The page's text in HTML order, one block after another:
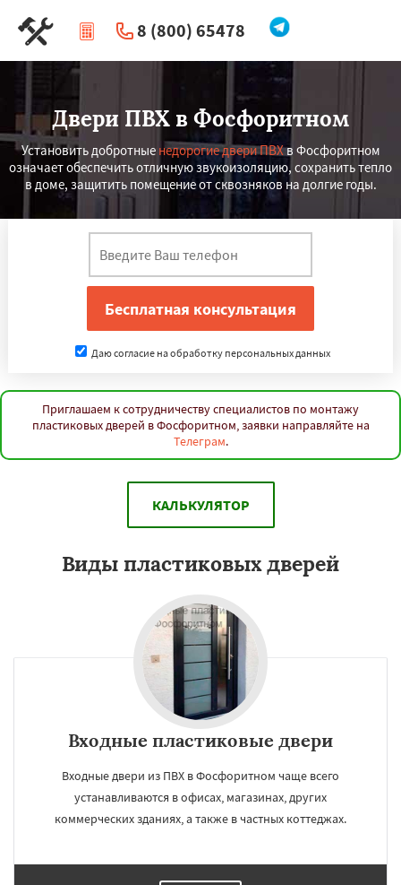
8 (800) 65478
| Перезвоните мне
Двери ПВХ в Фосфоритном
Установить добротные недорогие двери ПВХв Фосфоритном
означает обеспечить отличную звукоизоляцию, сохранить тепло
в доме, защитить помещение от сквозняков на долгие годы.
Даю согласие на обработку персональных данных
Приглашаем к сотрудничеству специалистов по монтажу
пластиковых дверей в Фосфоритном, заявки направляйте на
Телеграм.
КАЛЬКУЛЯТОР
Виды пластиковых дверей
Входные пластиковые двери
Входные двери из ПВХ в Фосфоритном чаще всего
устанавливаются в офисах, магазинах, других
коммерческих зданиях, а также в частных коттеджах.